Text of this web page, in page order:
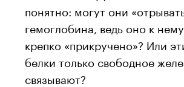
понятно: могут они
гемоглобина, ведь оно к
крепко «прикручено»? Или
белки только свободное
связывают?